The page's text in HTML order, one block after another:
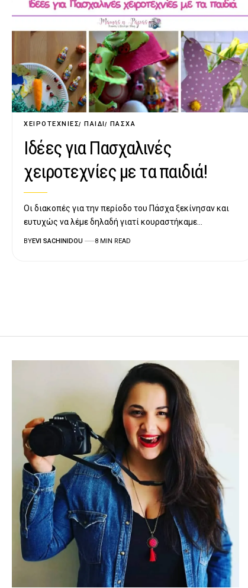
ΧΕΙΡΟΤΕΧΝΊΕΣ ΠΑΙΔΊ ΠΆΣΧΑ
Ιδέες για Πασχαλινές
χειροτεχνίες με τα παιδιά!
Oι διακοπές για την περίοδο του Πάσχα ξεκίνησαν και
ευτυχώς να λέμε δηλαδή γιατί κουραστήκαμε…
BYEVI SACHINIDOU 8 MIN READ